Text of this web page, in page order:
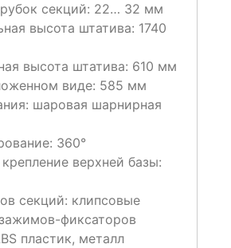
секций: 22… 32 мм
высота штатива: 1740
высота штатива: 610 мм
виде: 585 мм
шаровая шарнирная
360°
верхней базы:
секций: клипсовые
фиксаторов
пластик, металл